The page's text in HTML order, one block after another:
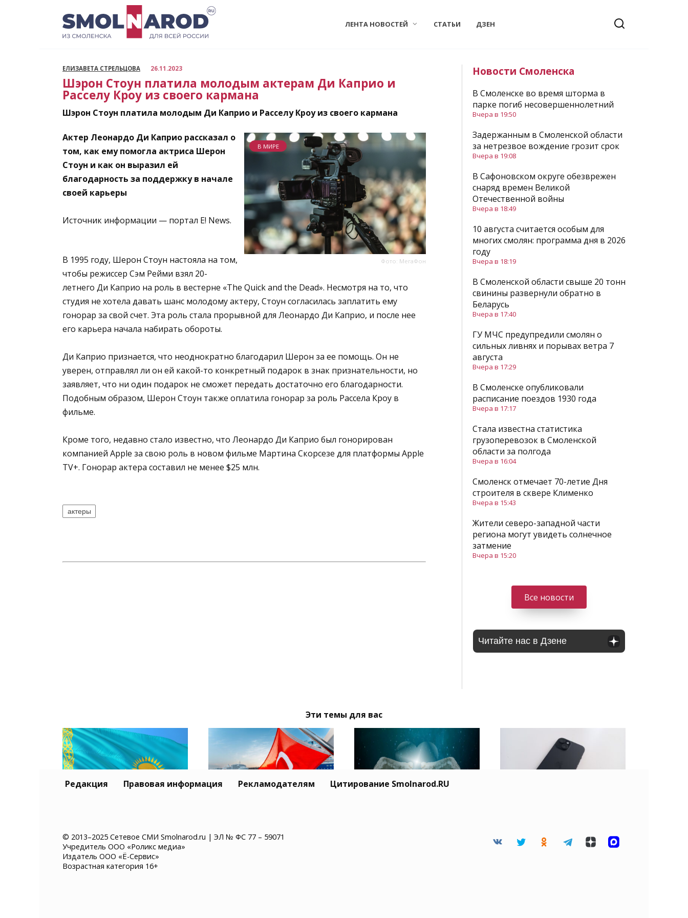
ЛЕНТА НОВОСТЕЙ СТАТЬИ ДЗЕН
ЕЛИЗАВЕТА СТРЕЛЬЦОВА 26.11.2023
Шэрон Стоун платила молодым актерам Ди Каприо и
Расселу Кроу из своего кармана
Шэрон Стоун платила молодым Ди Каприо и Расселу Кроу из своего кармана
Фото: МегаФон
В МИРЕ
Актер Леонардо Ди Каприо рассказал о
том, как ему помогла актриса Шерон
Стоун и как он выразил ей
благодарность за поддержку в начале
своей карьеры
Источник информации — портал E! News.
В 1995 году, Шерон Стоун настояла на том,
чтобы режиссер Сэм Рейми взял 20-
летнего Ди Каприо на роль в вестерне «The Quick and the Dead». Несмотря на то, что
студия не хотела давать шанс молодому актеру, Стоун согласилась заплатить ему
гонорар за свой счет. Эта роль стала прорывной для Леонардо Ди Каприо, и после нее
его карьера начала набирать обороты.
Ди Каприо признается, что неоднократно благодарил Шерон за ее помощь. Он не
уверен, отправлял ли он ей какой-то конкретный подарок в знак признательности, но
заявляет, что ни один подарок не сможет передать достаточно его благодарности.
Подобным образом, Шерон Стоун также оплатила гонорар за роль Рассела Кроу в
фильме.
Кроме того, недавно стало известно, что Леонардо Ди Каприо был гонорирован
компанией Apple за свою роль в новом фильме Мартина Скорсезе для платформы Apple
TV+. Гонорар актера составил не менее $25 млн.
актеры
Новости Смоленска
В Смоленске во время шторма в
парке погиб несовершеннолетний
Вчера в 19:50
Задержанным в Смоленской области
за нетрезвое вождение грозит срок
Вчера в 19:08
В Сафоновском округе обезврежен
снаряд времен Великой
Отечественной войны
Вчера в 18:49
10 августа считается особым для
многих смолян: программа дня в 2026
году
Вчера в 18:19
В Смоленской области свыше 20 тонн
свинины развернули обратно в
Беларусь
Вчера в 17:40
ГУ МЧС предупредили смолян о
сильных ливнях и порывах ветра 7
августа
Вчера в 17:29
В Смоленске опубликовали
расписание поездов 1930 года
Вчера в 17:17
Стала известна статистика
грузоперевозок в Смоленской
области за полгода
Вчера в 16:04
Смоленск отмечает 70-летие Дня
строителя в сквере Клименко
Вчера в 15:43
Жители северо-западной части
региона могут увидеть солнечное
затмение
Вчера в 15:20
Все новости
Читайте нас в Дзене
Эти темы для вас
Казахстан хочет ввести
платное разрешение на
въезд для иностранцев
и Киев обеспечить
защитную пленку на
разбитый экран
Редакция Правовая информация Рекламодателям Цитирование Smolnarod.RU
© 2013–2025 Сетевое СМИ Smolnarod.ru | ЭЛ № ФС 77 – 59071
Учредитель ООО «Роликс медиа»
Издатель ООО «Ё-Сервис»
Возрастная категория 16+